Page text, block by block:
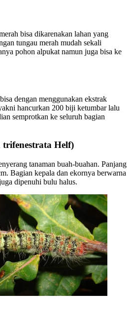
bisa dikarenakan lahan yang
tungau merah mudah sekali
pohon alpukat namun juga bisa ke
dengan menggunakan ekstrak
hancurkan 200 biji ketumbar lalu
semprotkan ke seluruh bagian
Helf)
tanaman buah-buahan. Panjang
Bagian kepala dan ekornya berwarna
dipenuhi bulu halus.